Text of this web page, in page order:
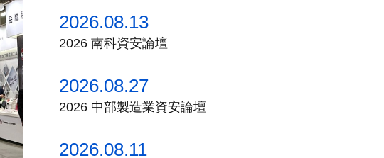
2026.08.13
2026 南科資安論壇
2026.08.27
2026 中部製造業資安論壇
2026.08.11